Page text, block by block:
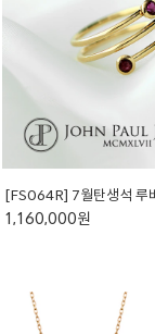
1,160,000원